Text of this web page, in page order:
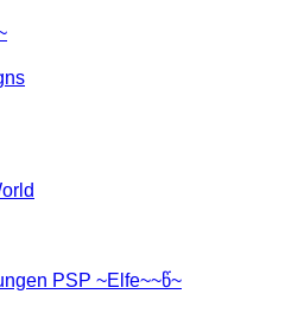
PSP ~Elfe~~წ~